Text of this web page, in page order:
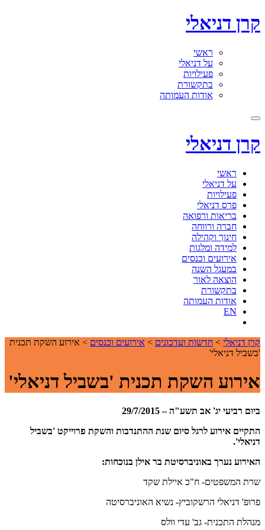
קרן דניאלי
ראשי
על דניאלי
פעילויות
בתקשורת
אודות העמותה
קרן דניאלי
ראשי
על דניאלי
פעילויות
פרס דניאלי
בריאות ורפואה
חברה ורווחה
חינוך וקהילה
למידה ומלגות
אירועים וכנסים
במעגל השנה
הוצאה לאור
בתקשורת
אודות העמותה
EN
קרן דניאלי > חדשות ועדכונים > אירועים וכנסים > אירוע השקת תכנית
'בשביל דניאלי'
אירוע השקת תכנית 'בשביל דניאלי'
ביום רביעי יג' אב תשע"ה – 29/7/2015
התקיים אירוע לרגל סיום שנת ההתנדבות והשקת פרוייקט 'בשביל
דניאלי'.
האירוע נערך באוניברסיטת בר אילן בנוכחות:
שרת המשפטים- ח"כ איילת שקד
פרופ' דניאלי הרשקוביץ- נשיא האוניברסיטה
מנהלת התכנית- גב' עדי וולס